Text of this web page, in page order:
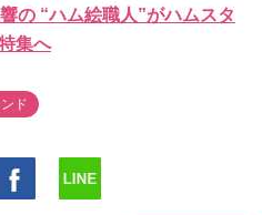
の “ハム絵職人”がハムスタ
集へ
ド